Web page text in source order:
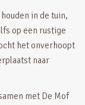
in de tuin,
op een rustige
het onverhoopt
naar
met De Mof